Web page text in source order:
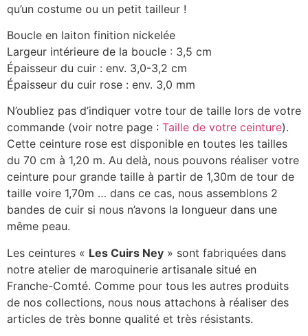
qu’un costume ou un petit tailleur !
Boucle en laiton finition nickelée
Largeur intérieure de la boucle : 3,5 cm
Épaisseur du cuir : env. 3,0-3,2 cm
Épaisseur du cuir rose : env. 3,0 mm
N’oubliez pas d’indiquer votre tour de taille lors de votre
commande (voir notre page : Taille de votre ceinture).
Cette ceinture rose est disponible en toutes les tailles
du 70 cm à 1,20 m. Au delà, nous pouvons réaliser votre
ceinture pour grande taille à partir de 1,30m de tour de
taille voire 1,70m … dans ce cas, nous assemblons 2
bandes de cuir si nous n’avons la longueur dans une
même peau.
Les ceintures « Les Cuirs Ney » sont fabriquées dans
notre atelier de maroquinerie artisanale situé en
Franche-Comté. Comme pour tous les autres produits
de nos collections, nous nous attachons à réaliser des
articles de très bonne qualité et très résistants.